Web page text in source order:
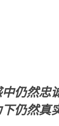
仍然忠
仍然真